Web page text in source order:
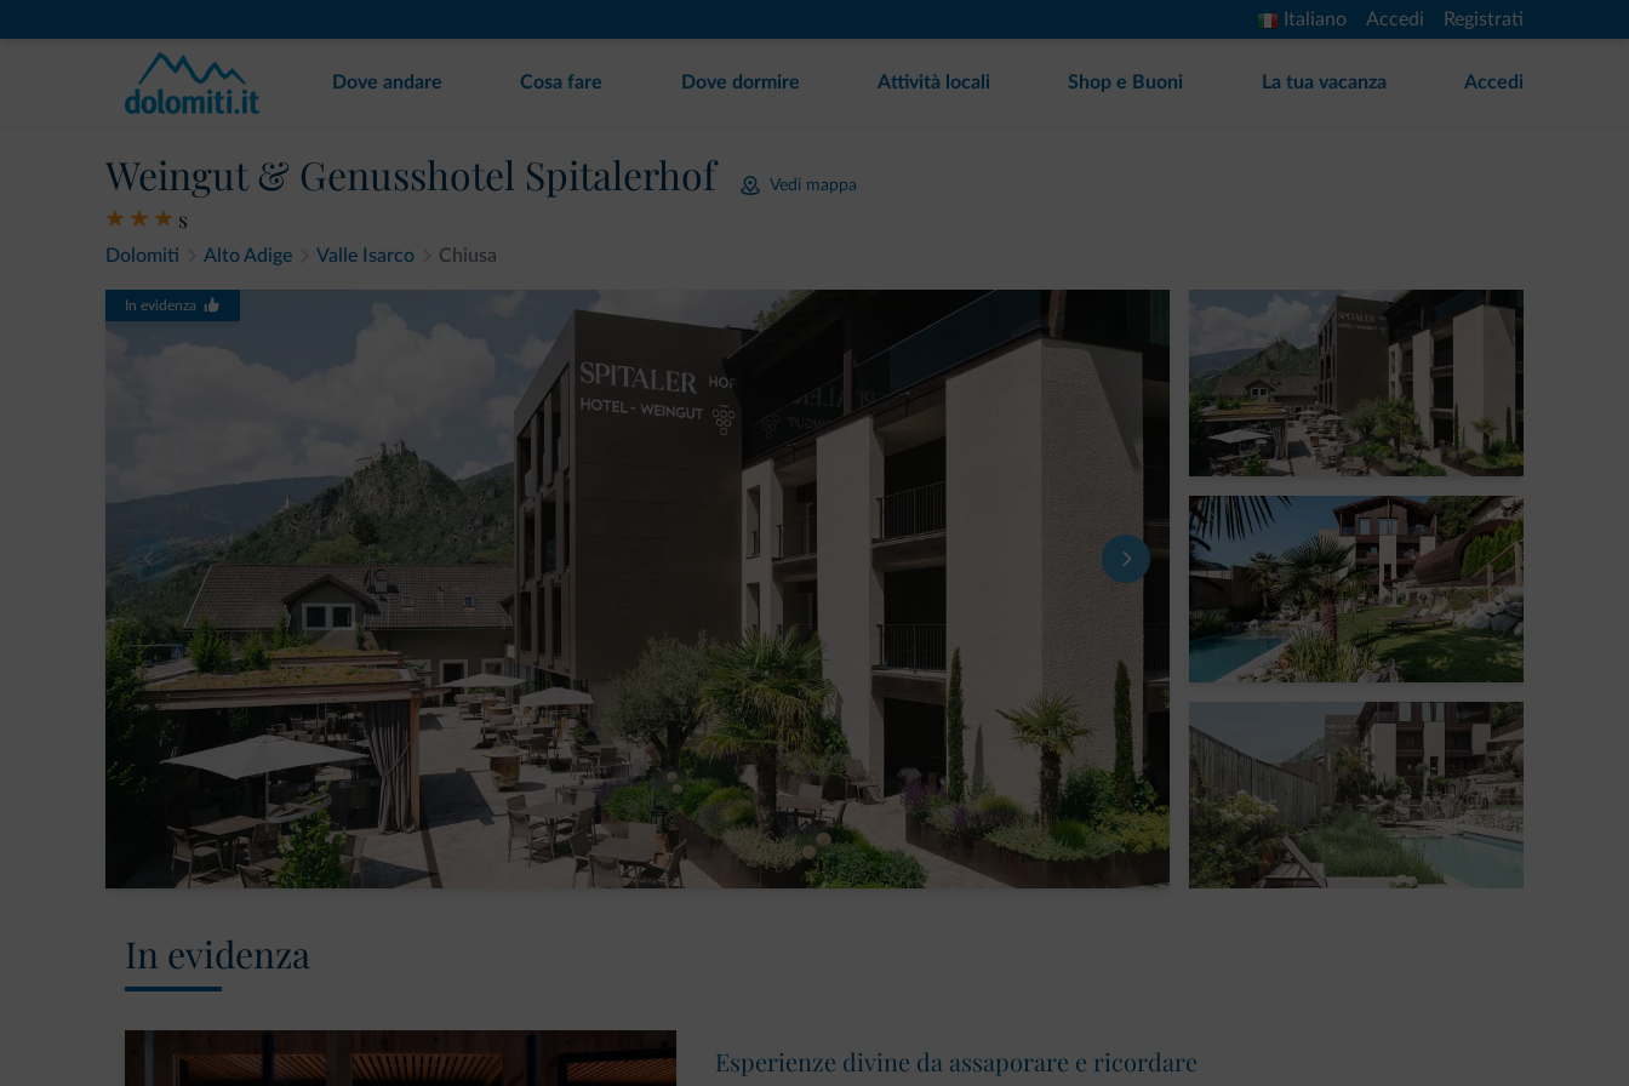
Italiano Accedi Registrati
Dove andare Cosa fare Dove dormire Attività locali Shop e Buoni La tua vacanza Accedi
Weingut & Genusshotel Spitalerhof Vedi mappa
s
Dolomiti Alto Adige Valle Isarco Chiusa
In evidenza
In evidenza
Esperienze divine da assaporare e ricordare